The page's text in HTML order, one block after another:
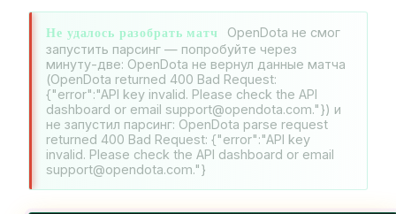
Не удалось разобрать матч
OpenDota не смог
запустить парсинг — попробуйте через
минуту-две: OpenDota не вернул данные матча
(OpenDota returned 400 Bad Request:
{"error":"API key invalid. Please check the API
dashboard or email support@opendota.com."}) и
не запустил парсинг: OpenDota parse request
returned 400 Bad Request: {"error":"API key
invalid. Please check the API dashboard or email
support@opendota.com."}